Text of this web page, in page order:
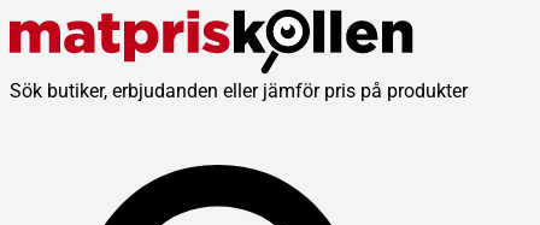
Sök butiker, erbjudanden eller jämför pris på produkter